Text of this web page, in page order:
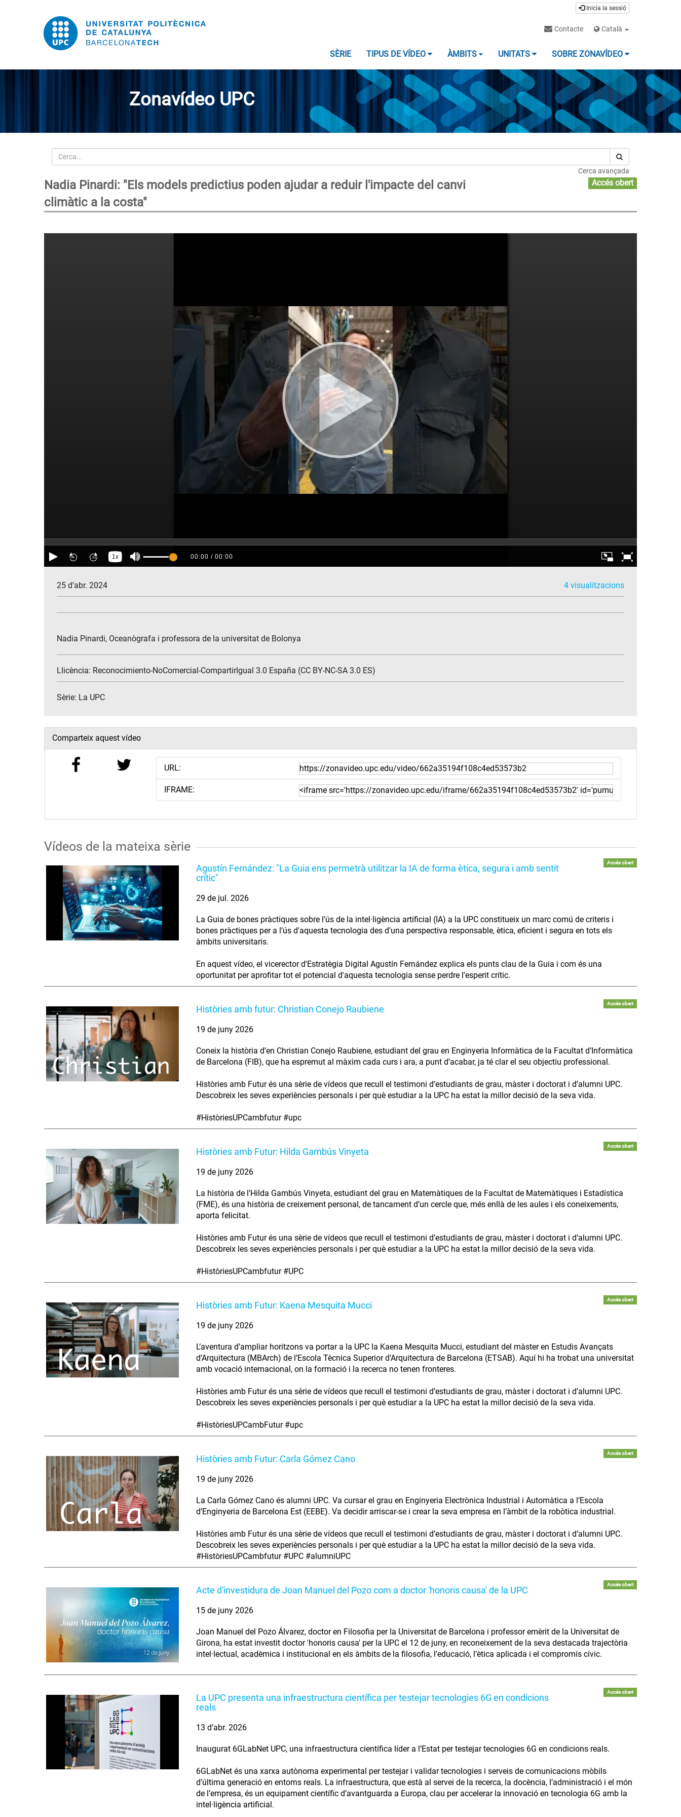
Inicia la sessió
Contacte Català
SÈRIE TIPUS DE VÍDEO ÀMBITS UNITATS SOBRE ZONAVÍDEO
Zonavídeo UPC
Cerca
Cerca avançada
Nadia Pinardi: "Els models predictius poden ajudar a reduir l'impacte del canvi
climàtic a la costa"
Accés obert
25 d’abr. 2024 4 visualitzacions
Nadia Pinardi, Oceanògrafa i professora de la universitat de Bolonya
Llicència: Reconocimiento-NoComercial-CompartirIgual 3.0 España (CC BY-NC-SA 3.0 ES)
Sèrie: La UPC
Comparteix aquest vídeo
URL:
IFRAME:
Vídeos de la mateixa sèrie
Agustín Fernández: "La Guia ens permetrà utilitzar la IA de forma ètica, segura i amb sentit
crític"
Accés obert
29 de jul. 2026
La Guia de bones pràctiques sobre l’ús de la intel·ligència artificial (IA) a la UPC constitueix un marc comú de criteris i
bones pràctiques per a l’ús d'aquesta tecnologia des d'una perspectiva responsable, ètica, eficient i segura en tots els
àmbits universitaris.
En aquest vídeo, el vicerector d'Estratègia Digital Agustín Fernández explica els punts clau de la Guia i com és una
oportunitat per aprofitar tot el potencial d'aquesta tecnologia sense perdre l'esperit crític.
Històries amb futur: Christian Conejo Raubiene
Accés obert
19 de juny 2026
Coneix la història d’en Christian Conejo Raubiene, estudiant del grau en Enginyeria Informàtica de la Facultat d’Informàtica
de Barcelona (FIB), que ha espremut al màxim cada curs i ara, a punt d’acabar, ja té clar el seu objectiu professional.
Històries amb Futur és una sèrie de vídeos que recull el testimoni d’estudiants de grau, màster i doctorat i d’alumni UPC.
Descobreix les seves experiències personals i per què estudiar a la UPC ha estat la millor decisió de la seva vida.
#HistòriesUPCambfutur #upc
Històries amb Futur: Hilda Gambús Vinyeta
Accés obert
19 de juny 2026
La història de l’Hilda Gambús Vinyeta, estudiant del grau en Matemàtiques de la Facultat de Matemàtiques i Estadística
(FME), és una història de creixement personal, de tancament d’un cercle que, més enllà de les aules i els coneixements,
aporta felicitat.
Històries amb Futur és una sèrie de vídeos que recull el testimoni d’estudiants de grau, màster i doctorat i d’alumni UPC.
Descobreix les seves experiències personals i per què estudiar a la UPC ha estat la millor decisió de la seva vida.
#HistòriesUPCambfutur #UPC
Històries amb Futur: Kaena Mesquita Mucci
Accés obert
19 de juny 2026
L’aventura d’ampliar horitzons va portar a la UPC la Kaena Mesquita Mucci, estudiant del màster en Estudis Avançats
d’Arquitectura (MBArch) de l’Escola Tècnica Superior d’Arquitectura de Barcelona (ETSAB). Aquí hi ha trobat una universitat
amb vocació internacional, on la formació i la recerca no tenen fronteres.
Històries amb Futur és una sèrie de vídeos que recull el testimoni d’estudiants de grau, màster i doctorat i d’alumni UPC.
Descobreix les seves experiències personals i per què estudiar a la UPC ha estat la millor decisió de la seva vida.
#HistòriesUPCambFutur #upc
Històries amb Futur: Carla Gómez Cano
Accés obert
19 de juny 2026
La Carla Gómez Cano és alumni UPC. Va cursar el grau en Enginyeria Electrònica Industrial i Automàtica a l’Escola
d’Enginyeria de Barcelona Est (EEBE). Va decidir arriscar-se i crear la seva empresa en l’àmbit de la robòtica industrial.
Històries amb Futur és una sèrie de vídeos que recull el testimoni d’estudiants de grau, màster i doctorat i d’alumni UPC.
Descobreix les seves experiències personals i per què estudiar a la UPC ha estat la millor decisió de la seva vida.
#HistòriesUPCambfutur #UPC #alumniUPC
Acte d'investidura de Joan Manuel del Pozo com a doctor 'honoris causa' de la UPC
Accés obert
15 de juny 2026
Joan Manuel del Pozo Álvarez, doctor en Filosofia per la Universitat de Barcelona i professor emèrit de la Universitat de
Girona, ha estat investit doctor 'honoris causa' per la UPC el 12 de juny, en reconeixement de la seva destacada trajectòria
intel·lectual, acadèmica i institucional en els àmbits de la filosofia, l’educació, l’ètica aplicada i el compromís cívic.
La UPC presenta una infraestructura científica per testejar tecnologies 6G en condicions
reals
Accés obert
13 d’abr. 2026
Inaugurat 6GLabNet UPC, una infraestructura científica líder a l’Estat per testejar tecnologies 6G en condicions reals.
6GLabNet és una xarxa autònoma experimental per testejar i validar tecnologies i serveis de comunicacions mòbils
d’última generació en entorns reals. La infraestructura, que està al servei de la recerca, la docència, l’administració i el món
de l’empresa, és un equipament científic d’avantguarda a Europa, clau per accelerar la innovació en tecnologia 6G amb la
intel·ligència artificial.